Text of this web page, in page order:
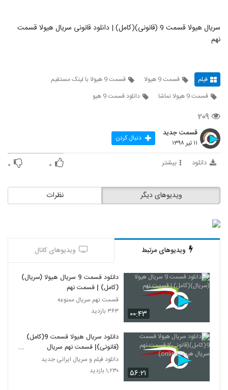
سریال هیولا قسمت 9 (قانونی)(کامل) | دانلود قانونی سریال هیولا قسمت
نهم
فیلم قسمت 9 هیولا
قسمت 9 هیولا با لینک مستقیم
قسمت 9 هیولا نماشا
دانلود قسمت 9 هیو
۲۰۹
قسمت جدید
۱۱ تیر ۱۳۹۸ دنبال کردن
دانلود بیشتر ۰ ۰
نظرات ویدیوهای دیگر
ویدیوهای مرتبط ویدیوهای کانال
۰۰:۴۳
دانلود قسمت 9 سریال هیولا (سریال)
(کامل) | قسمت نهم
قسمت نهم سریال ممنوعه
۳۶۳ بازدید
۵۶:۲۱
دانلود سریال هیولا قسمت 9(کامل)
(قانونی)| قسمت نهم سریال
هیولا(online)
دانلود فیلم و سریال ایرانی جدید
۱,۲۳۰ بازدید